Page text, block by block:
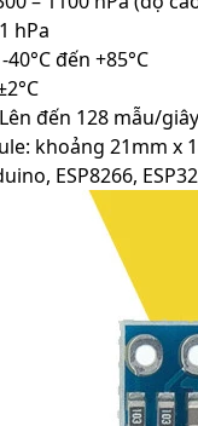
hPa
đến +85°C
đến 128 mẫu/giây
khoảng 21mm x
ESP8266,